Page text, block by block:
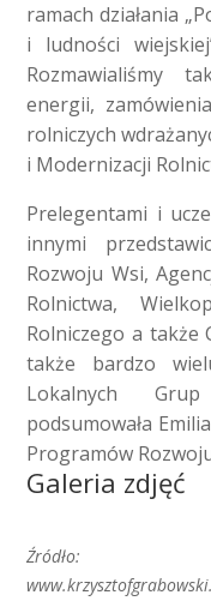
ramach działania
i ludności
Rozmawialiśmy
energii,
rolniczych
i Modernizacji
Prelegentami i
innymi
Rozwoju Wsi,
Rolnictwa,
Rolniczego a także
także bardzo
Lokalnych
podsumowała
Programów
Galeria zdjęć
Źródło: